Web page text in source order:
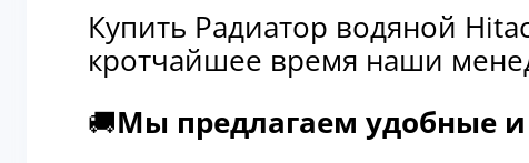
Купить Радиатор водяной
кротчайшее время наши
🚚Мы предлагаем удобные